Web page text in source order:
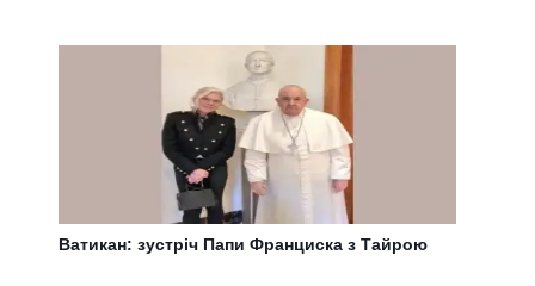
Ватикан: зустріч Папи Франциска з Тайрою